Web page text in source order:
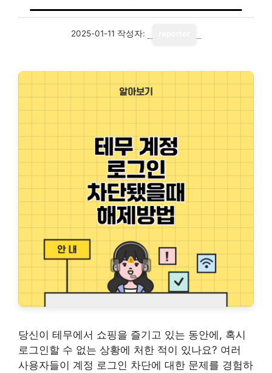
2025-01-11 작성자:
당신이 테무에서 쇼핑을 즐기고 있는 동안에, 혹시
로그인할 수 없는 상황에 처한 적이 있나요? 여러
사용자들이 계정 로그인 차단에 대한 문제를 경험하